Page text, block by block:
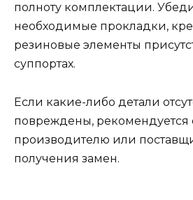
полноту комплектации.
необходимые прокладки,
резиновые элементы
суппортах.
Если какие-либо детали
повреждены, рекомендуется
производителю или
получения замен.